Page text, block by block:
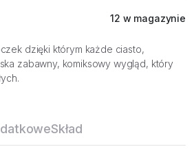
12 w magazynie
dzięki którym każde ciasto,
zabawny, komiksowy wygląd, który
Skład